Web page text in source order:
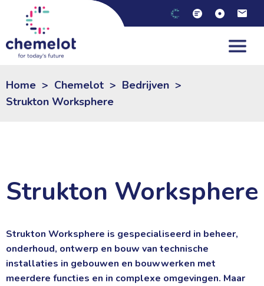
NL | EN
Home > Chemelot > Bedrijven >
Strukton Worksphere
Strukton Worksphere
Strukton Worksphere is gespecialiseerd in beheer,
onderhoud, ontwerp en bouw van technische
installaties in gebouwen en bouwwerken met
meerdere functies en in complexe omgevingen. Maar